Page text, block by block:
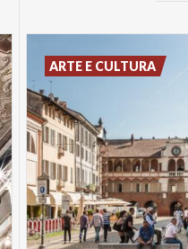
ARTE E CULTURA